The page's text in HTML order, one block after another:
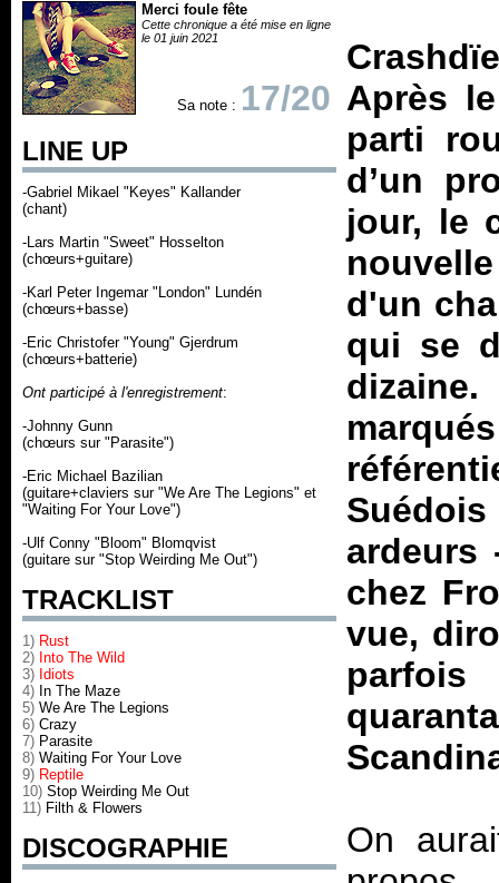
Merci foule fête
Cette chronique a été mise en ligne
le 01 juin 2021
Sa note : 17/20
LINE UP
-Gabriel Mikael "Keyes" Kallander
(chant)
-Lars Martin "Sweet" Hosselton
(chœurs+guitare)
-Karl Peter Ingemar "London" Lundén
(chœurs+basse)
-Eric Christofer "Young" Gjerdrum
(chœurs+batterie)
Ont participé à l'enregistrement:
-Johnny Gunn
(chœurs sur "Parasite")
-Eric Michael Bazilian
(guitare+claviers sur "We Are The Legions" et
"Waiting For Your Love")
-Ulf Conny "Bloom" Blomqvist
(guitare sur "Stop Weirding Me Out")
TRACKLIST
1) Rust
2) Into The Wild
3) Idiots
4) In The Maze
5) We Are The Legions
6) Crazy
7) Parasite
8) Waiting For Your Love
9) Reptile
10) Stop Weirding Me Out
11) Filth & Flowers
DISCOGRAPHIE
Après
parti
d’un
jour, le
d'un
qui se
ardeurs
chez
vue,
On